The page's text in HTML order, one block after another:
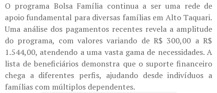
O programa Bolsa Família continua a ser uma rede de
apoio fundamental para diversas famílias em Alto Taquari.
Uma análise dos pagamentos recentes revela a amplitude
do programa, com valores variando de R$ 300,00 a R$
1.544,00, atendendo a uma vasta gama de necessidades. A
lista de beneficiários demonstra que o suporte financeiro
chega a diferentes perfis, ajudando desde indivíduos a
famílias com múltiplos dependentes.